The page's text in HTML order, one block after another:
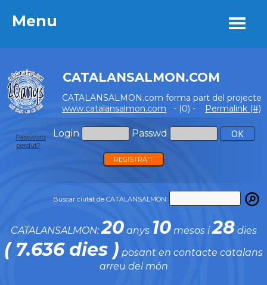
Menu
CATALANSALMON.COM
CATALANSALMON.com forma part del projecte
www.catalansalmon.com - (0) - Permalink (#)
Login Passwd
Password
perdut?
REGISTRA'T
Buscar ciutat de CATALANSALMON:
CATALANSALMON:20anys 10mesos i28 dies
( 7.636 dies ) posant en contacte catalans
arreu del món
Menu